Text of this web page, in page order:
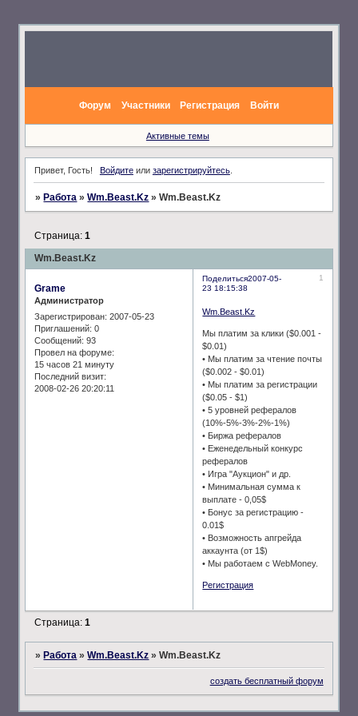
Форум Участники Регистрация Войти
Активные темы
Привет, Гость! Войдитеили зарегистрируйтесь.
» Работа »Wm.Beast.Kz »Wm.Beast.Kz
Wm.Beast.Kz
Страница:1
Поделиться 1
2007-05-
23 18:15:38
Grame
Администратор
Зарегистрирован: 2007-05-23
Приглашений: 0
Сообщений: 93
Провел на форуме:
15 часов 21 минуту
Последний визит:
2008-02-26 20:20:11
Wm.Beast.Kz
Мы платим за клики ($0.001 -
$0.01)
• Мы платим за чтение почты
($0.002 - $0.01)
• Мы платим за регистрации
($0.05 - $1)
• 5 уровней рефералов
(10%-5%-3%-2%-1%)
• Биржа рефералов
• Еженедельный конкурс
рефералов
• Игра "Аукцион" и др.
• Минимальная сумма к
выплате - 0,05$
• Бонус за регистрацию -
0.01$
• Возможность апгрейда
аккаунта (от 1$)
• Мы работаем с WebMoney.
Регистрация
Страница:1
» Работа »Wm.Beast.Kz »Wm.Beast.Kz
создать бесплатный форум